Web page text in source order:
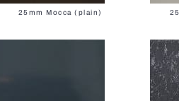
25mm Mocca (plain)